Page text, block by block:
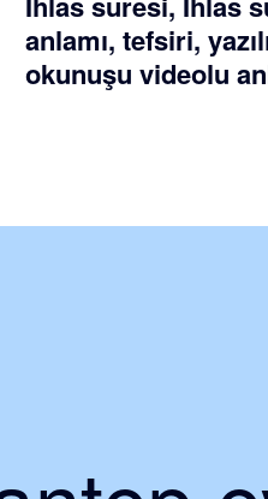
anlamı, tefsiri,
okunuşu videolu